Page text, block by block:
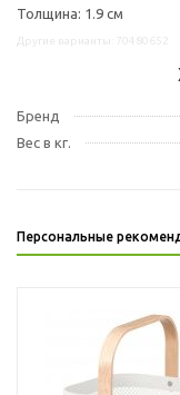
Толщина: 1.9 см
Бренд
Вес в кг.
Персональные